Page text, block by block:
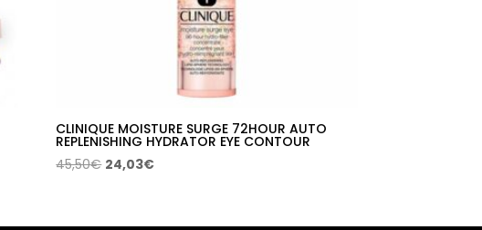
CLINIQUE MOISTURE SURGE 72HOUR AUTO
REPLENISHING HYDRATOR EYE CONTOUR
45,50€ El
24,03€El